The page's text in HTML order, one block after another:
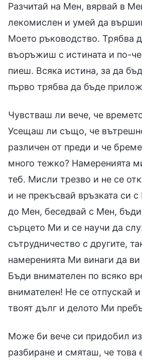
Разчитай на Мен, вярвай в
лекомислен и умей да
Моето ръководство. Трябва
въоръжиш с истината и по-
пиеш. Всяка истина, за да
първо трябва да бъде
Чувстваш ли вече, че
Усещаш ли също, че
различен от преди и че
много тежко? Намеренията
теб. Мисли трезво и не се
и не прекъсвай връзката си
до Мен, беседвай с Мен,
сърцето Ми и се научи да
сътрудничество с другите,
намеренията Ми винаги да ви
Бъди внимателен по всяко
внимателен! Не се отпускай
твоят дълг и делото Ми
Може би вече си придобил
разбиране и смяташ, че това